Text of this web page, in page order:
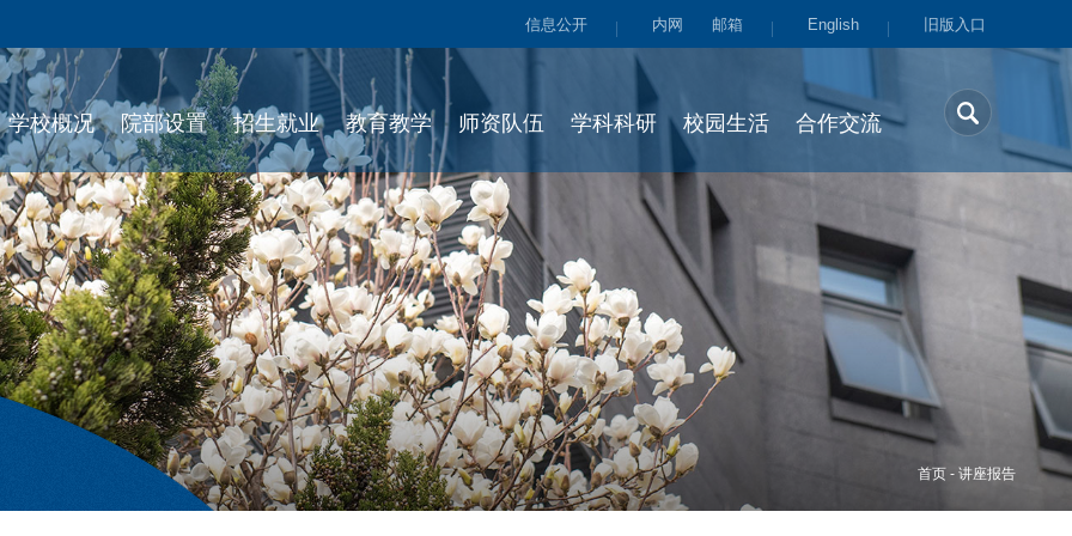
信息公开 内网 邮箱 English 旧版入口
学校概况 院部设置 招生就业 教育教学 师资队伍 学科科研 校园生活 合作交流
首页 - 讲座报告